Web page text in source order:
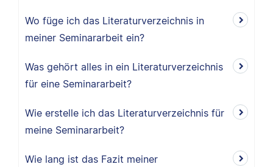
Wo füge ich das Literaturverzeichnis in
meiner Seminararbeit ein?
Was gehört alles in ein Literaturverzeichnis
für eine Seminararbeit?
Wie erstelle ich das Literaturverzeichnis für
meine Seminararbeit?
Wie lang ist das Fazit meiner